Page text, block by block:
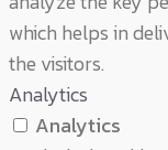
which helps in
the visitors.
Analytics
Analytics